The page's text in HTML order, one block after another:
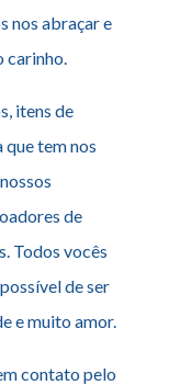
nos abraçar e
carinho.
itens de
que tem nos
de
Todos vocês
de ser
e muito amor.
contato pelo